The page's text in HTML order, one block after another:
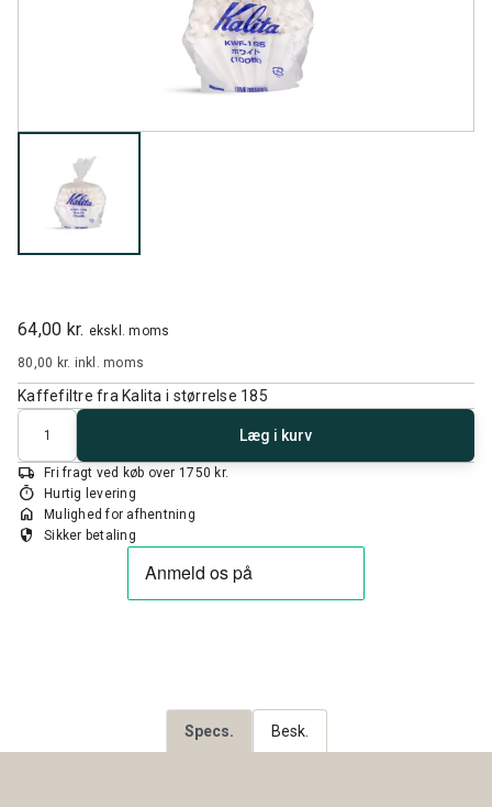
64,00 kr. ekskl. moms
80,00 kr. inkl. moms
Kaffefiltre fra Kalita i størrelse 185
Antal
Læg i kurv
local_shipping Fri fragt ved køb over 1750 kr.
timer Hurtig levering
home Mulighed for afhentning
security Sikker betaling
Specs. Besk.